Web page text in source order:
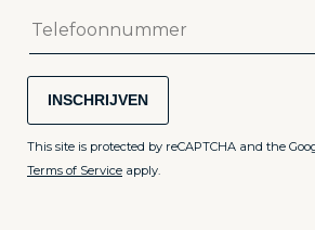
INSCHRIJVEN
This site is protected by reCAPTCHA and the
Terms of Service apply.